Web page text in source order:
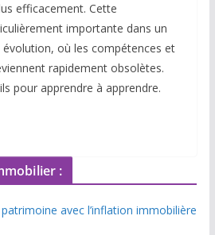
efficacement. Cette
importante dans un
où les compétences et
rapidement obsolètes.
pour apprendre à apprendre.
:
avec l’inflation immobilière